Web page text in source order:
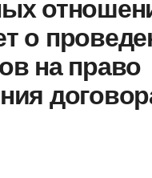
о
на право